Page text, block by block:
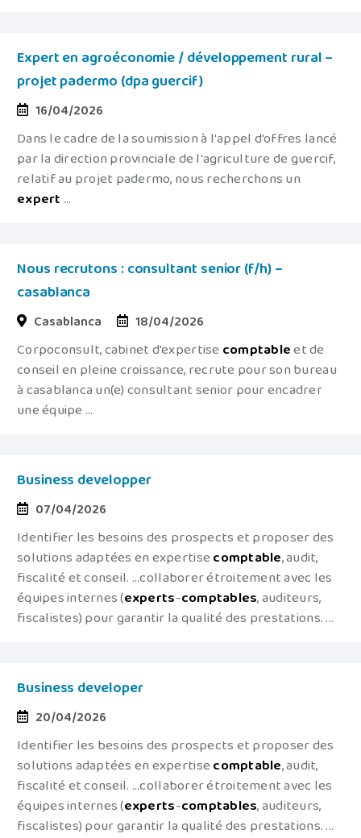
Expert en agroéconomie / développement rural –
projet padermo (dpa guercif)
16/04/2026
Dans le cadre de la soumission à l'appel d'offres lancé
par la direction provinciale de l'agriculture de guercif,
relatif au projet padermo, nous recherchons un
expert ...
Nous recrutons : consultant senior (f/h) –
casablanca
Casablanca 18/04/2026
Corpoconsult, cabinet d'expertise comptableet de
conseil en pleine croissance, recrute pour son bureau
à casablanca un(e) consultant senior pour encadrer
une équipe ...
Business developper
07/04/2026
Identifier les besoins des prospects et proposer des
solutions adaptées en expertisecomptable, audit,
fiscalité et conseil. ...collaborer étroitement avec les
équipes internes (experts-comptables, auditeurs,
fiscalistes) pour garantir la qualité des prestations. ...
Business developer
20/04/2026
Identifier les besoins des prospects et proposer des
solutions adaptées en expertisecomptable, audit,
fiscalité et conseil. ...collaborer étroitement avec les
équipes internes (experts-comptables, auditeurs,
fiscalistes) pour garantir la qualité des prestations. ...